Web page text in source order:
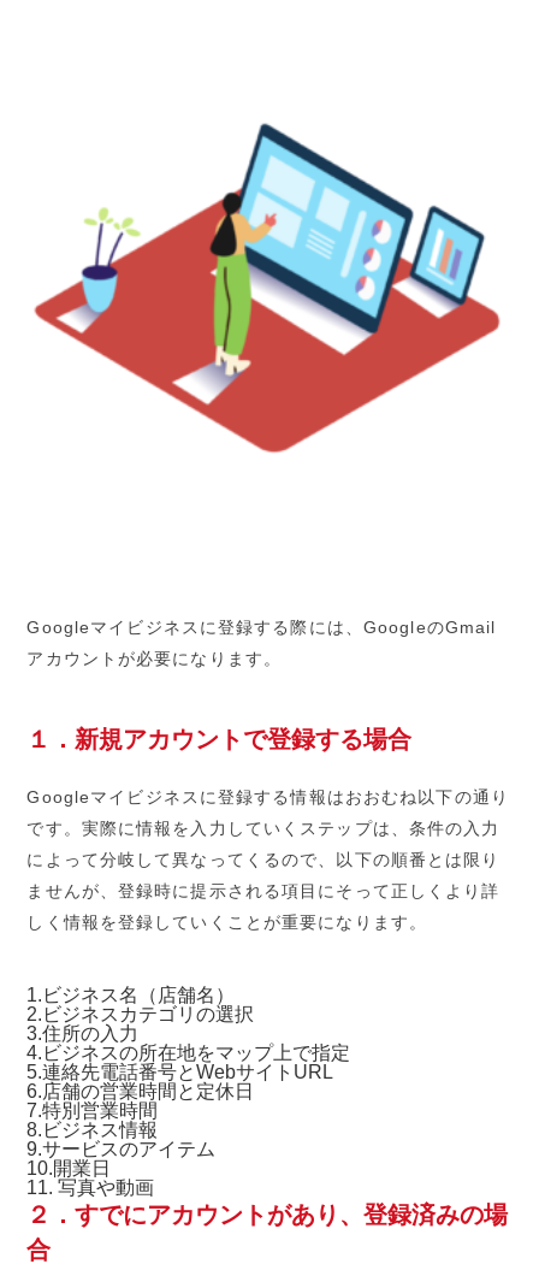
Googleマイビジネスに登録する際には、 GoogleのGmail
アカウントが必要になります。
１．新規アカウントで登録する場合
Googleマイビジネスに登録する情報はおおむね以下の通り
です。実際に情報を入力していくステップは、条件の入力
によって分岐して異なってくるので、以下の順番とは限り
ませんが、登録時に提示される項目にそって正しくより詳
しく情報を登録していくことが重要になります。
1.ビジネス名（店舗名）
2.ビジネスカテゴリの選択
3.住所の入力
4.ビジネスの所在地をマップ上で指定
5.連絡先電話番号とWebサイト URL
6.店舗の営業時間と定休日
7.特別営業時間
8.ビジネス情報
9.サービスのアイテム
10.開業日
11.写真や動画
２．すでにアカウントがあり、登録済みの場
合